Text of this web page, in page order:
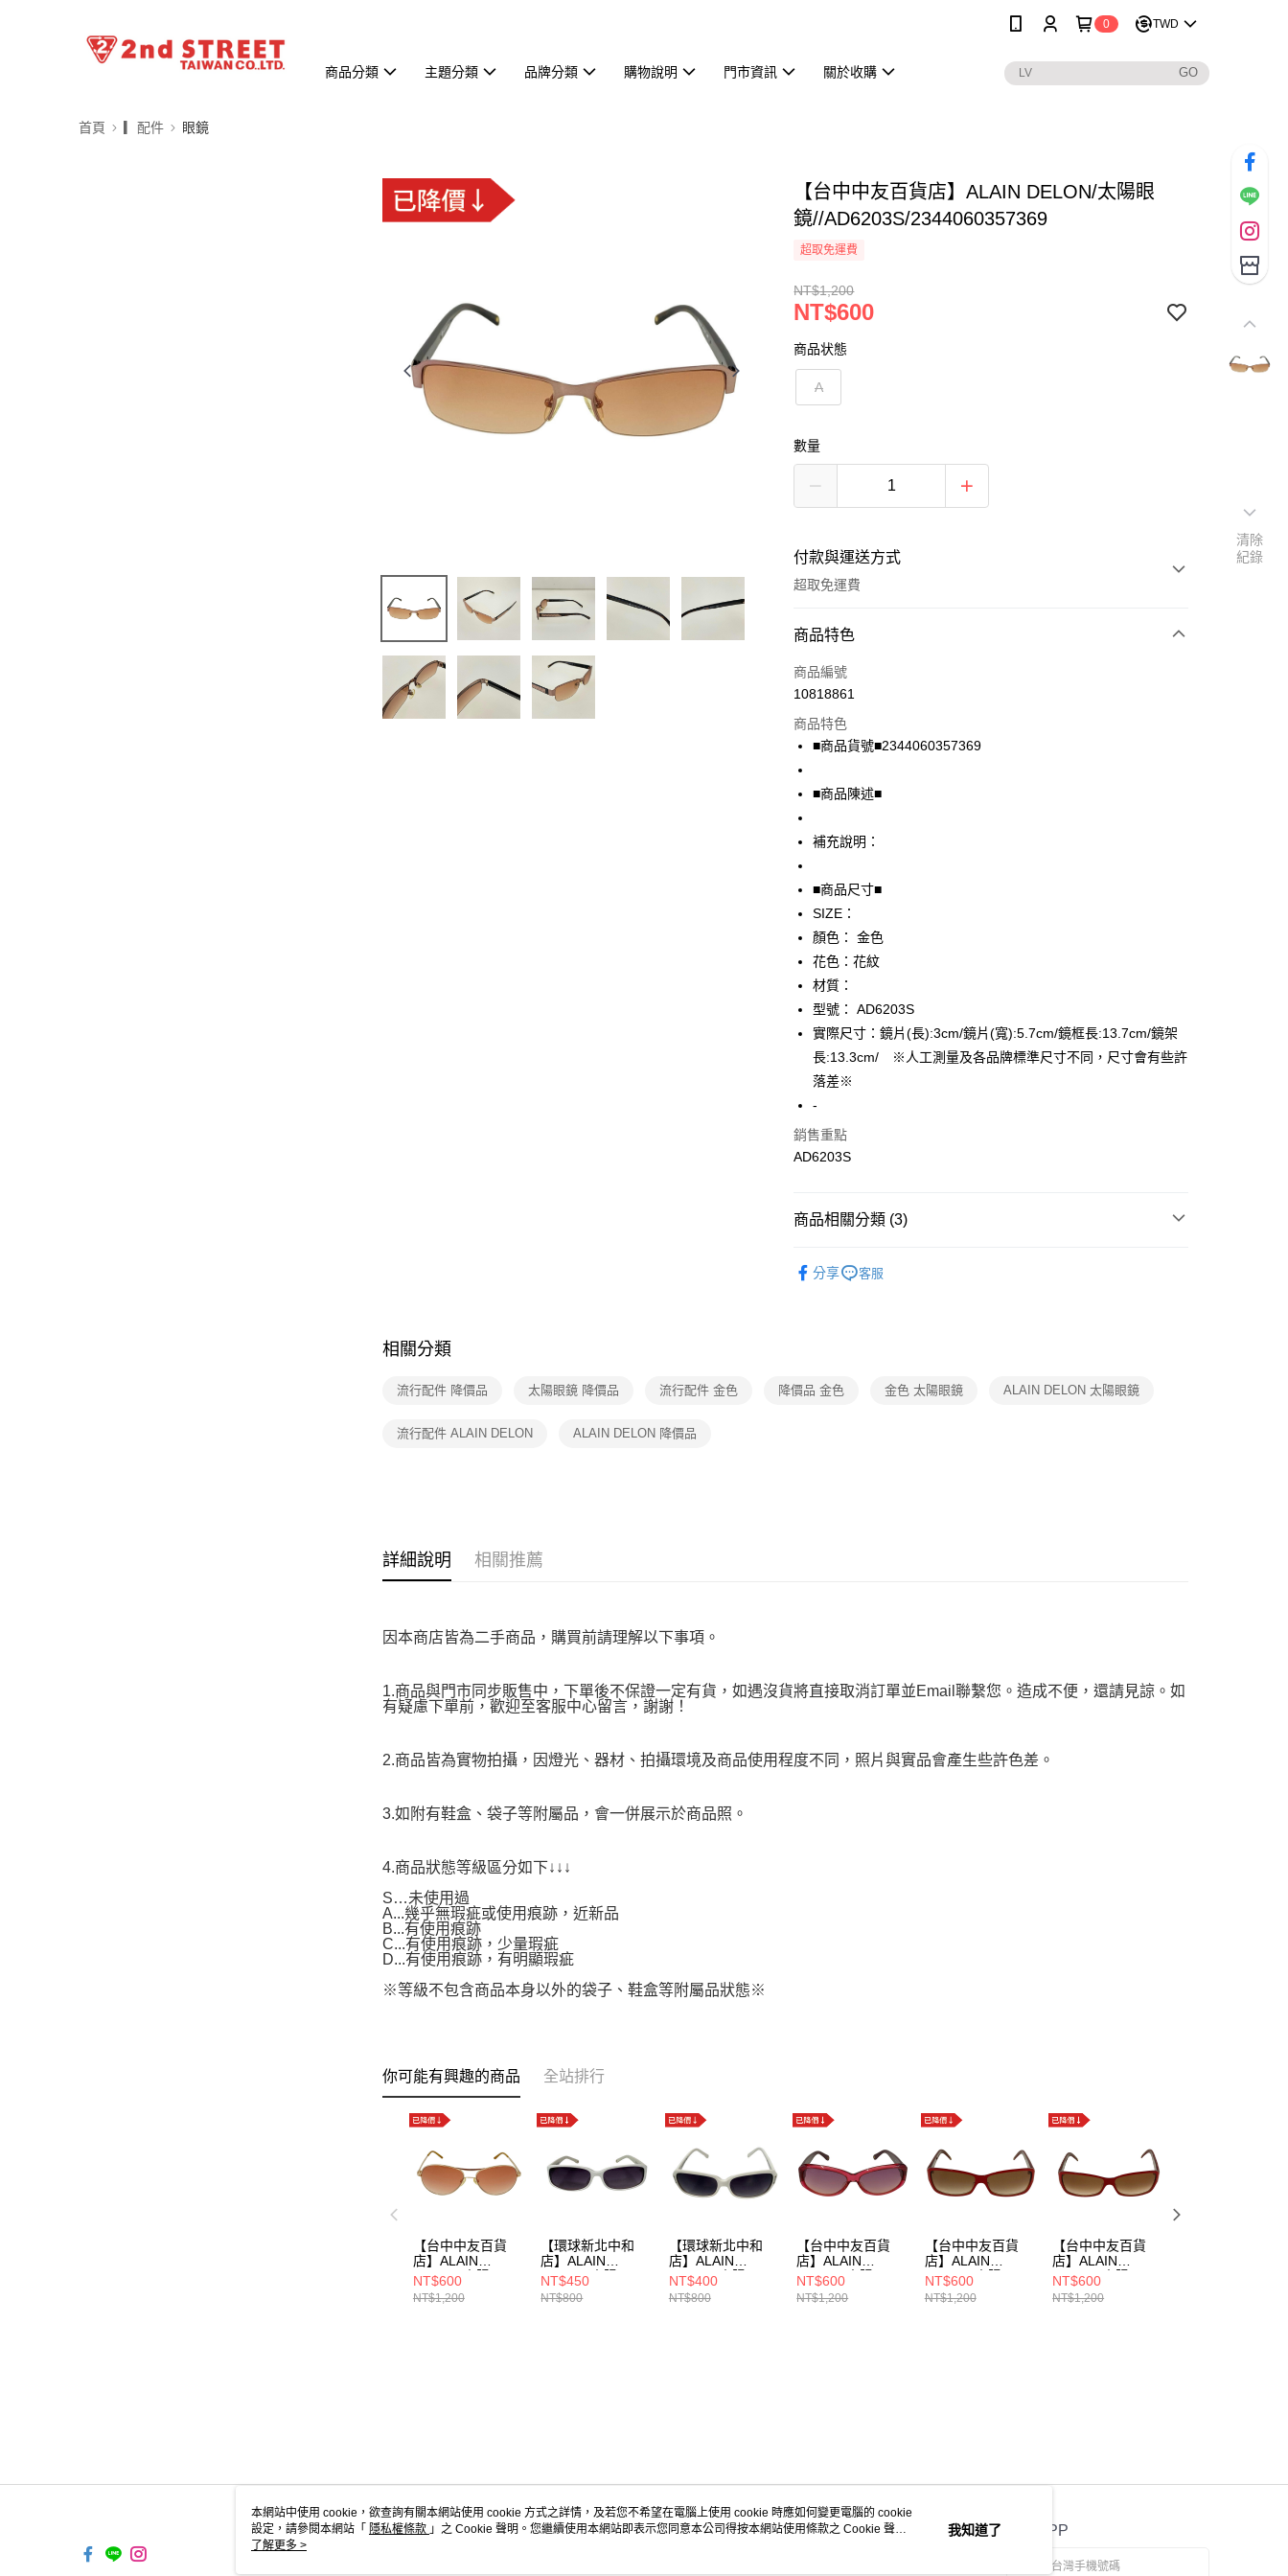
0 TWD
商品分類 主題分類 品牌分類 購物說明 門市資訊 關於收購
首頁 ▎配件 眼鏡
【台中中友百貨店】ALAIN DELON/太陽眼
鏡//AD6203S/2344060357369
超取免運費
NT$1,200
NT$600
商品状態
A
數量
付款與運送方式
超取免運費
付款方式
信用卡一次付款
LINE Pay
Apple Pay
悠遊付
全盈+PAY
AFTEE先享後付
相關說明
【關於「AFTEE先享後付」】
AFTEE先享後付是「在收到商品之後才付款」的支付方式。 讓您購物簡單
便利好安心！
１．簡單：不需註冊會員、不需綁卡、不需儲值。
２．便利：只要手機號碼，簡訊認證，即可結帳。
３．安心：先確認商品／服務後，再付款。
【「AFTEE先享後付」結帳流程】
２．訂單成立數日內，您將收到繳費通知簡訊。
／ATM／網路銀行／等多元方式進行付款，方視為交易完成。
先享後付繳納相關費用。
付客戶支援中心」
https://aftee.tw/terms/#terms3
運送方式
全家取貨付款
免運費
7-11取貨付款
付款後7-11取貨
宅配
商品特色
商品編號
10818861
商品特色
■商品貨號■2344060357369
■商品陳述■
補充說明：
■商品尺寸■
SIZE：
顏色： 金色
花色：花紋
材質：
型號： AD6203S
實際尺寸：鏡片(長):3cm/鏡片(寬):5.7cm/鏡框長:13.7cm/鏡架
長:13.3cm/ ※人工測量及各品牌標準尺寸不同，尺寸會有些許
落差※
-
銷售重點
AD6203S
商品相關分類 (3)
分享 客服
相關分類
流行配件 降價品 太陽眼鏡 降價品 流行配件 金色 降價品 金色 金色 太陽眼鏡 ALAIN DELON 太陽眼鏡
流行配件 ALAIN DELON ALAIN DELON 降價品
詳細說明 相關推薦
因本商店皆為二手商品，購買前請理解以下事項。
1.商品與門市同步販售中，下單後不保證一定有貨，如遇沒貨將直接取消訂單並Email聯繫您。造成不便，還請見諒。如
有疑慮下單前，歡迎至客服中心留言，謝謝！
2.商品皆為實物拍攝，因燈光、器材、拍攝環境及商品使用程度不同，照片與實品會產生些許色差。
3.如附有鞋盒、袋子等附屬品，會一併展示於商品照。
4.商品狀態等級區分如下↓↓↓
S…未使用過
A...幾乎無瑕疵或使用痕跡，近新品
B...有使用痕跡
C...有使用痕跡，少量瑕疵
D...有使用痕跡，有明顯瑕疵
※等級不包含商品本身以外的袋子、鞋盒等附屬品狀態※
你可能有興趣的商品 全站排行
【台中中友百貨
店】ALAIN
DELON/太陽眼
鏡//AD6239S/234
4060357383
NT$600
NT$1,200
【環球新北中和
店】ALAIN
DELON/太陽眼
鏡//ad5159
NT$450
NT$800
【環球新北中和
店】ALAIN
DELON/太陽眼
鏡//ad5189
NT$400
NT$800
【台中中友百貨
店】ALAIN
DELON/太陽眼
鏡//AD5135
NT$600
NT$1,200
【台中中友百貨
店】ALAIN
DELON/太陽眼
鏡//AD8636/23440
60354863
NT$600
NT$1,200
【台中中友百貨
店】ALAIN
DELON/太陽眼
鏡//AD8636/23440
60368624
NT$600
NT$1,200
關於我們 客服資訊 官方APP
清除
紀錄
本網站中使用 cookie，欲查詢有關本網站使用 cookie 方式之詳情，及若您不希望在電腦上使用 cookie 時應如何變更電腦的 cookie
設定，請參閱本網站「 隱私權條款 」之 Cookie 聲明。您繼續使用本網站即表示您同意本公司得按本網站使用條款之 Cookie 聲明
使用 cookie。
了解更多 >
我知道了